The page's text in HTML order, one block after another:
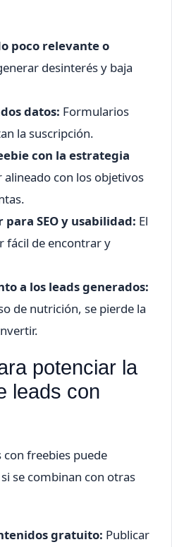
poco relevante o
desinterés y baja
datos: Formularios
la suscripción.
con la estrategia
alineado con los objetivos
SEO y usabilidad: El
fácil de encontrar y
a los leads generados:
de nutrición, se pierde la
potenciar la
leads con
con freebies puede
se combinan con otras
gratuito: Publicar